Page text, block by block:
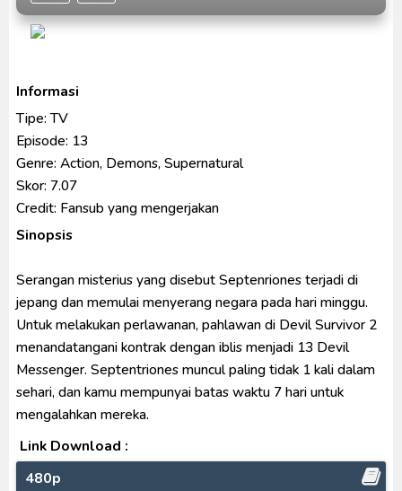
Ultraman Arc The Movie: The Clash of Light and
Informasi
Tipe: TV
Episode: 13
Genre: Action, Demons, Supernatural
Skor: 7.07
Credit: Fansub yang mengerjakan
Sinopsis
Serangan misterius yang disebut Septenriones terjadi di
jepang dan memulai menyerang negara pada hari minggu.
Untuk melakukan perlawanan, pahlawan di Devil Survivor 2
menandatangani kontrak dengan iblis menjadi 13 Devil
Messenger. Septentriones muncul paling tidak 1 kali dalam
sehari, dan kamu mempunyai batas waktu 7 hari untuk
mengalahkan mereka.
Link Download :
480p